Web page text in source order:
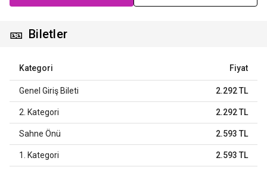
🎫 Biletler
Kategori Fiyat
Genel Giriş Bileti 2.292 TL
2. Kategori 2.292 TL
Sahne Önü 2.593 TL
1. Kategori 2.593 TL